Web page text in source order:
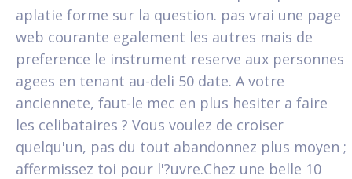
aplatie forme sur la question. pas vrai une page
web courante egalement les autres mais de
preference le instrument reserve aux personnes
agees en tenant au-deli 50 date. A votre
anciennete, faut-le mec en plus hesiter a faire
les celibataires ? Vous voulez de croiser
quelqu'un, pas du tout abandonnez plus moyen ;
affermissez toi pour l'?uvre.Chez une belle 10